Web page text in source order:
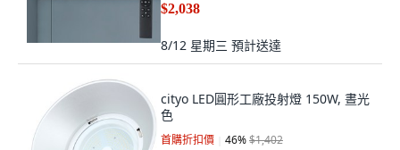
$2,038
8/12 星期三 預計送達
cityo LED圓形工廠投射燈 150W, 晝光
色
首購折扣價 46%$1,402